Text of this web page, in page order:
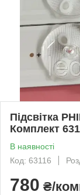
Підсвітка
Комплект
В наявності
Код: 63116
780 ₴/